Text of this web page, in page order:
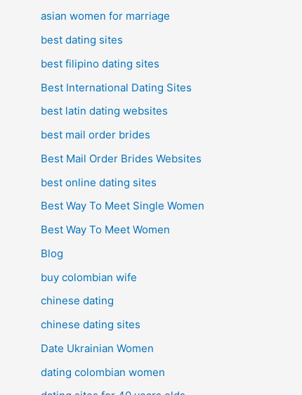
asian women for marriage
best dating sites
best filipino dating sites
Best International Dating Sites
best latin dating websites
best mail order brides
Best Mail Order Brides Websites
best online dating sites
Best Way To Meet Single Women
Best Way To Meet Women
Blog
buy colombian wife
chinese dating
chinese dating sites
Date Ukrainian Women
dating colombian women